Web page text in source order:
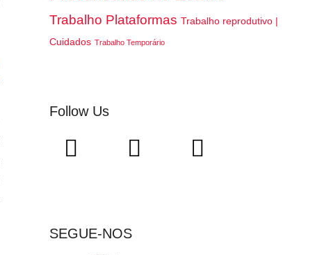
Trabalho Plataformas Trabalho reprodutivo |
Cuidados Trabalho Temporário
Follow Us
SEGUE-NOS